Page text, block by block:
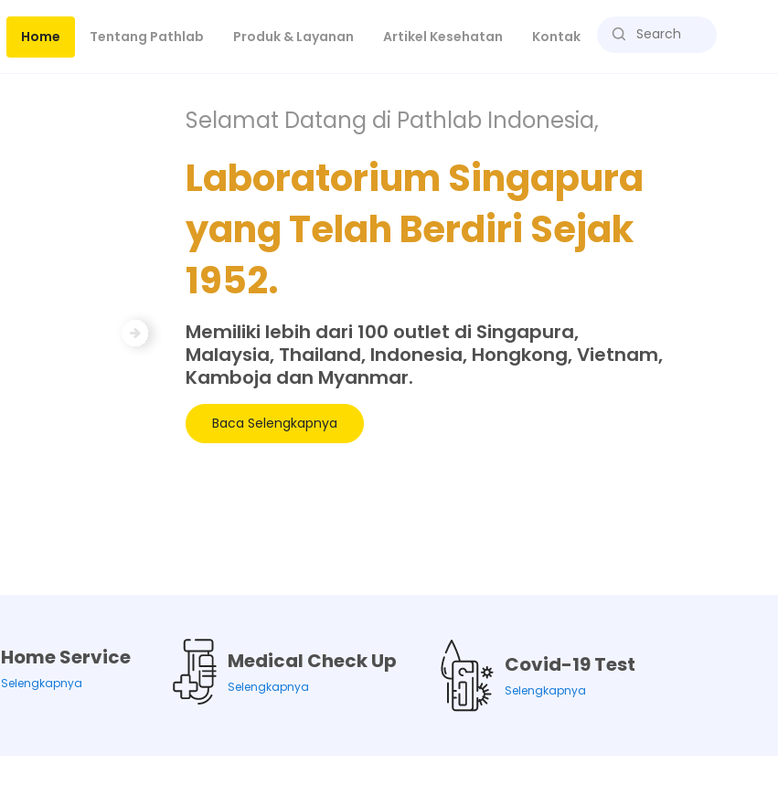
Home (current)
Tentang Pathlab Produk & Layanan Artikel Kesehatan Kontak
Selamat Datang di Pathlab Indonesia,
Laboratorium Singapura
yang Telah Berdiri Sejak
1952.
Memiliki lebih dari 100 outlet di Singapura,
Malaysia, Thailand, Indonesia, Hongkong, Vietnam,
Kamboja dan Myanmar.
Baca Selengkapnya
Home Service
Selengkapnya
Medical Check Up
Selengkapnya
Covid-19 Test
Selengkapnya